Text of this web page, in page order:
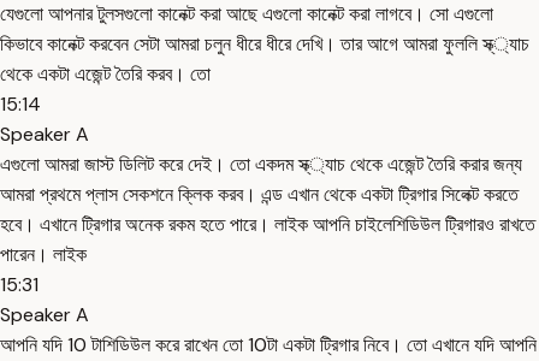
যেগুলো আপনার টুলসগুলো কানেক্ট করা আছে এগুলো কানেক্ট করা লাগবে। সো এগুলো
কিভাবে কানেক্ট করবেন সেটা আমরা চলুন ধীরে ধীরে দেখি। তার আগে আমরা ফুললি স্ক্্যাচ
থেকে একটা এজেন্ট তৈরি করব। তো
15:14
Speaker A
এগুলো আমরা জাস্ট ডিলিট করে দেই। তো একদম স্ক্্যাচ থেকে এজেন্ট তৈরি করার জন্য
আমরা প্রথমে প্লাস সেকশনে ক্লিক করব। এন্ড এখান থেকে একটা ট্রিগার সিলেক্ট করতে
হবে। এখানে ট্রিগার অনেক রকম হতে পারে। লাইক আপনি চাইলেশিডিউল ট্রিগারও রাখতে
পারেন। লাইক
15:31
Speaker A
আপনি যদি 10 টাশিডিউল করে রাখেন তো 10টা একটা ট্রিগার নিবে। তো এখানে যদি আপনি